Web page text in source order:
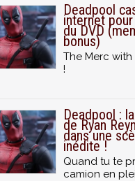
Deadpool
internet
du DVD
bonus)
The Merc
!
Deadpool :
de Ryan
dans une
inédite !
Quand tu te
camion en